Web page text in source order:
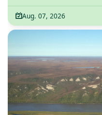
Aug. 07, 2026